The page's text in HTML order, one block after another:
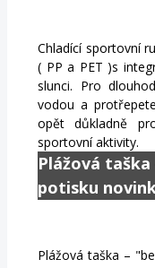
Chladící sportovní
( PP a PET )s
slunci. Pro
vodou a
opět důkladně
sportovní aktivity.
Plážová
potisku
Plážová taška –